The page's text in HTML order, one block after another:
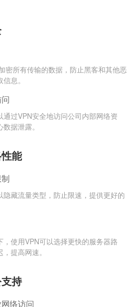
密所有传输的数据，防止黑客和其他恶
息。
通过VPN安全地访问公司内部网络资
据泄露。
能
隐藏流量类型，防止限速，提供更好的
，使用VPN可以选择更快的服务器路
提高网速。
持
络访问